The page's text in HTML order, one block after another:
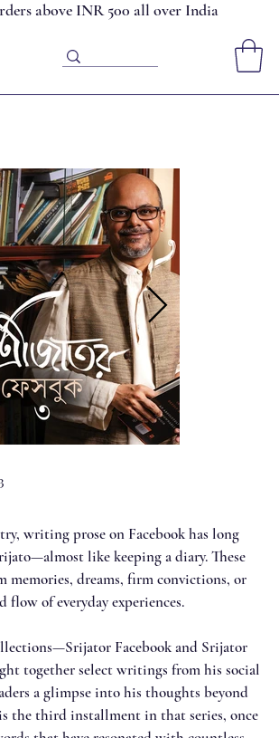
above INR 500 all over India
writing prose on Facebook has long
like keeping a diary. These
memories, dreams, firm convictions, or
flow of everyday experiences.
Facebook and Srijator
together select writings from his social
a glimpse into his thoughts beyond
the third installment in that series, once